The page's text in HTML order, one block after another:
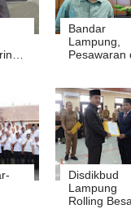
Bandar
Lampung,
Pesawaran
Usulan KEK
Pariwisata
Disdikbud
Lampung
Rolling